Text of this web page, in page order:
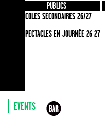
PUBLICS
ECOLES SECONDAIRES 26/27
SPECTACLES EN JOURNÉE 26 27
EVENTS